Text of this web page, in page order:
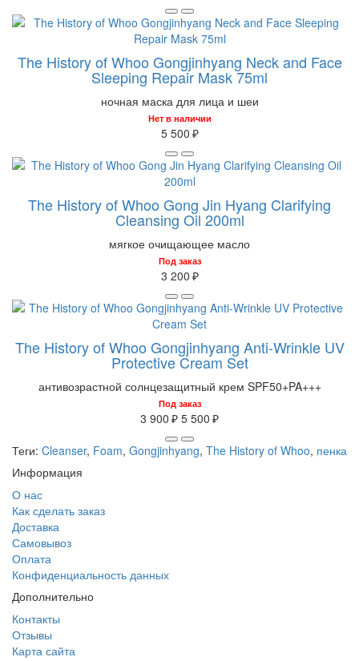
The History of Whoo Gongjinhyang Neck and Face
Sleeping Repair Mask 75ml
ночная маска для лица и шеи
Нет в наличии
5 500 ₽
The History of Whoo Gong Jin Hyang Clarifying
Cleansing Oil 200ml
мягкое очищающее масло
Под заказ
3 200 ₽
The History of Whoo Gongjinhyang Anti-Wrinkle UV
Protective Cream Set
антивозрастной солнцезащитный крем SPF50+PA+++
Под заказ
3 900 ₽ 5 500 ₽
Теги: Cleanser, Foam, Gongjinhyang, The History of Whoo, пенка
Информация
О нас
Как сделать заказ
Доставка
Самовывоз
Оплата
Конфиденциальность данных
Дополнительно
Контакты
Отзывы
Карта сайта